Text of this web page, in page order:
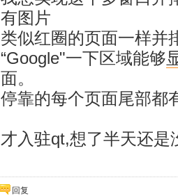
有图片
类似红圈的页面一样并
“Google"一下区域能够
面。
停靠的每个页面尾部都
才入驻qt,想了半天还是
回复